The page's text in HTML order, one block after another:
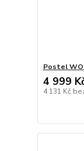
Postel
4 999
4 131 Kč